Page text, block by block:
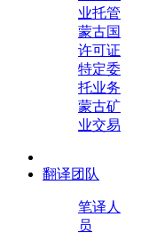
业托管
蒙古国
许可证
特定委
托业务
蒙古矿
业交易
翻译团队
笔译人
员